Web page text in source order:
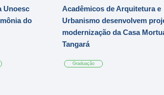
Unoesc
do
Acadêmicos de Arquitetura e
Urbanismo desenvolvem
modernização da Casa
Tangará
Graduação